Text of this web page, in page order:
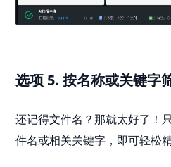
选项 5. 按名称或关键字
还记得文件名？那就太好了！
件名或相关关键字，即可轻松